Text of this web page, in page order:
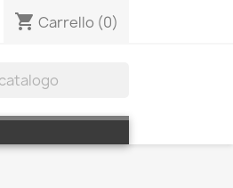
shopping_cart Carrello (0)